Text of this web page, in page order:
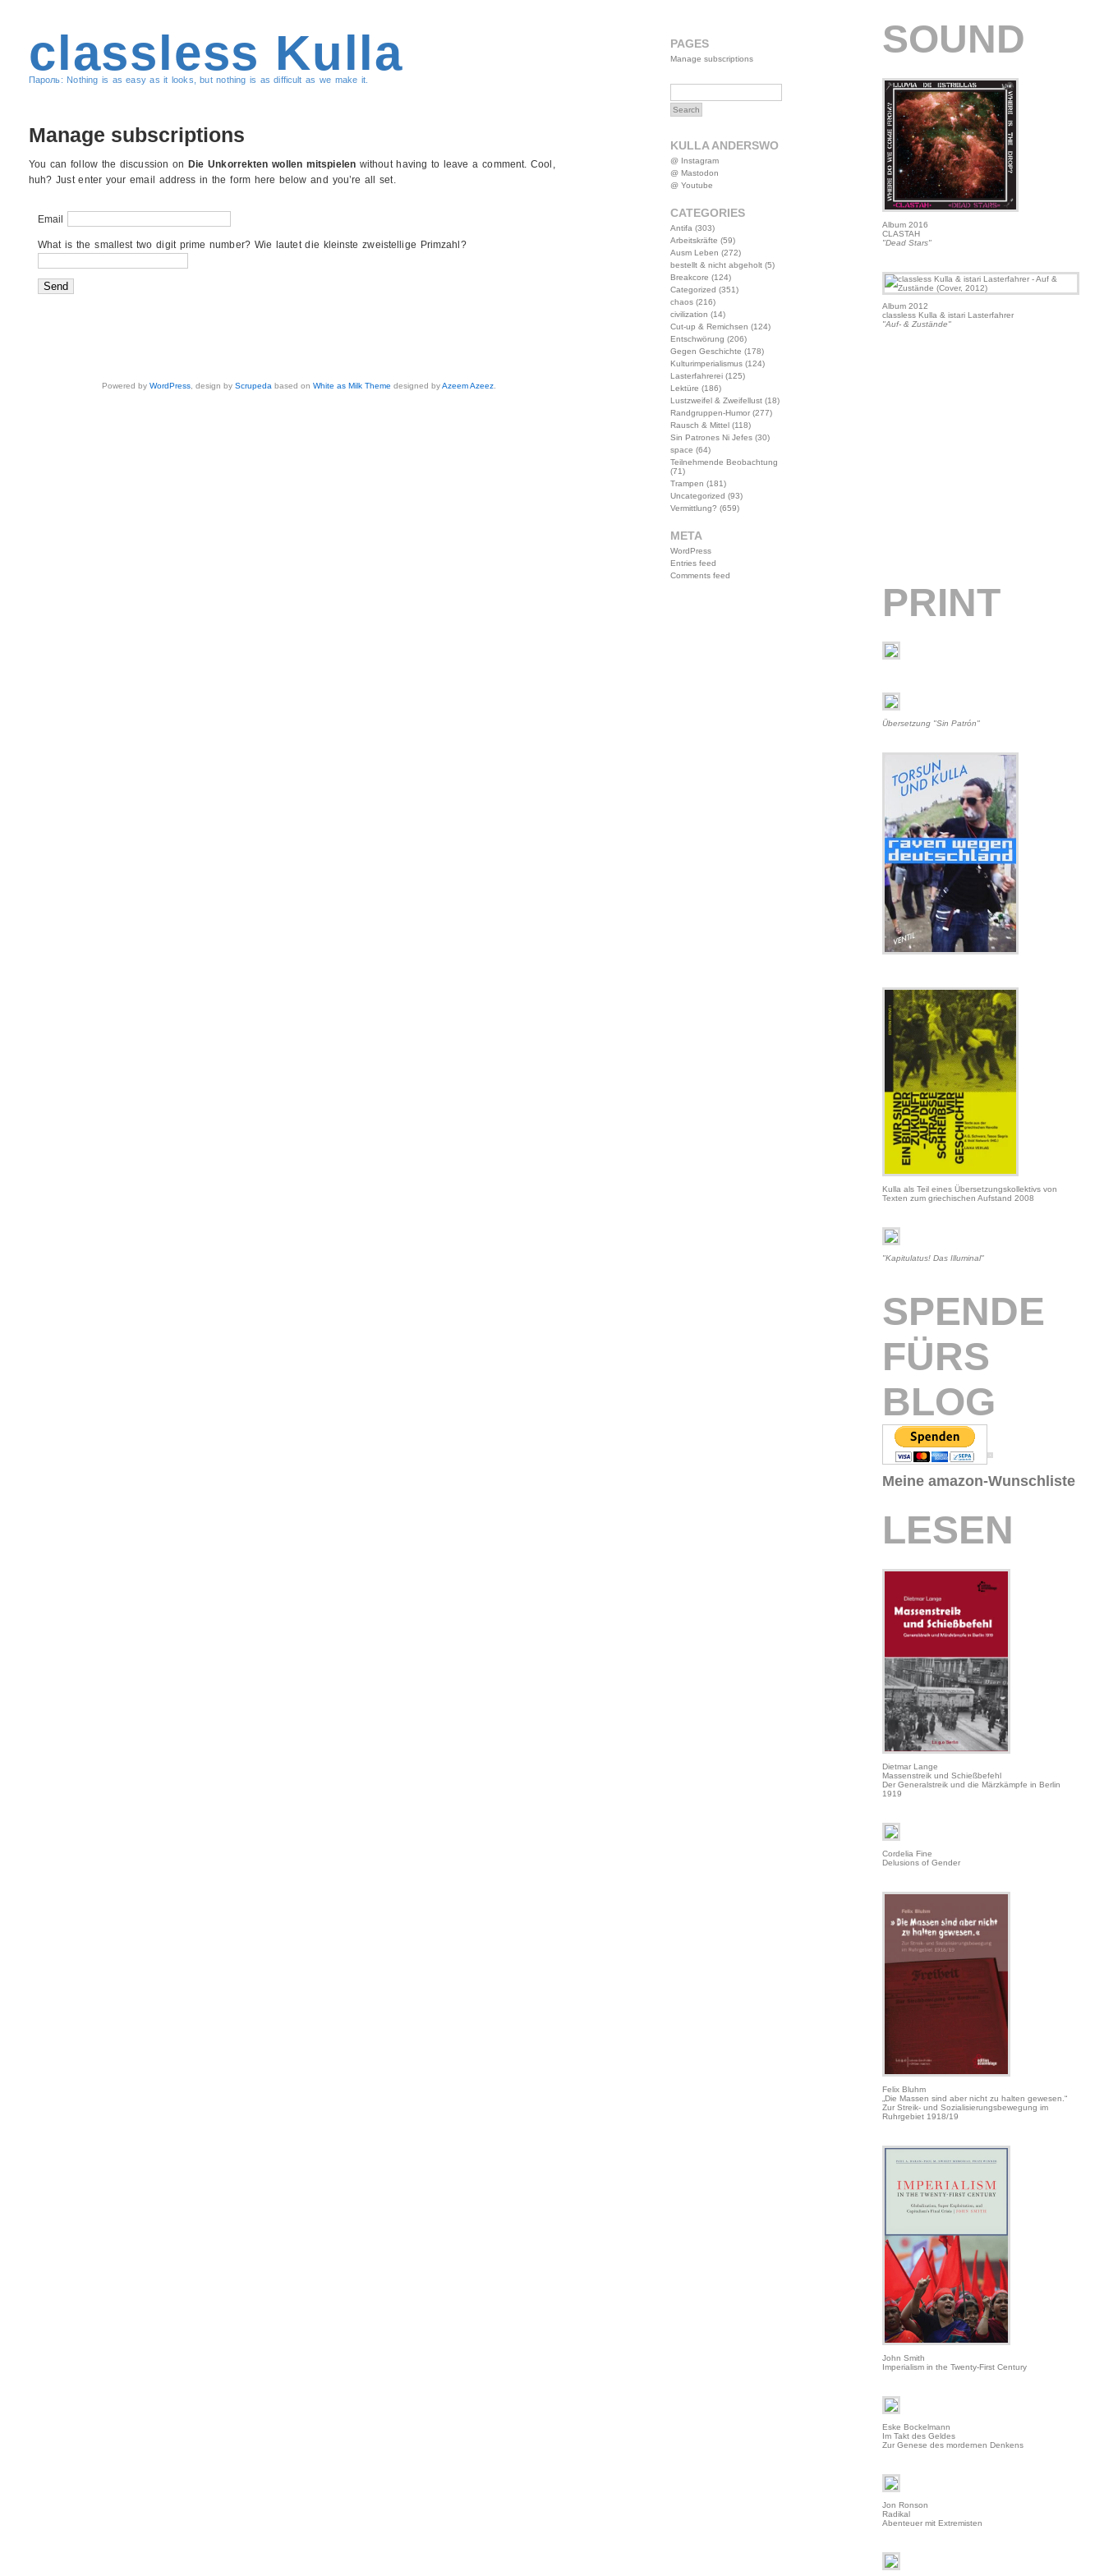
classless Kulla
Пароль: Nothing is as easy as it looks, but nothing is as difficult as we make it.
Manage subscriptions
You can follow the discussion on Die Unkorrekten wollen mitspielenwithout having to leave a comment. Cool,
huh? Just enter your email address in the form here below and you’re all set.
Email
What is the smallest two digit prime number? Wie lautet die kleinste zweistellige Primzahl?
Powered byWordPress , design byScrupeda based onWhite as Milk Theme designed byAzeem Azeez
PAGES
Manage subscriptions
KULLA ANDERSWO
@ Instagram
@ Mastodon
@ Youtube
CATEGORIES
Antifa (303)
Arbeitskräfte (59)
Ausm Leben (272)
bestellt & nicht abgeholt(5)
Breakcore (124)
Categorized (351)
chaos(216)
civilization (14)
Cut-up & Remichsen (124)
Entschwörung (206)
Gegen Geschichte (178)
Kulturimperialismus(124)
Lasterfahrerei(125)
Lektüre (186)
Lustzweifel & Zweifellust(18)
Randgruppen-Humor(277)
Rausch & Mittel(118)
Sin Patrones Ni Jefes(30)
space (64)
Teilnehmende Beobachtung
(71)
Trampen (181)
Uncategorized (93)
Vermittlung? (659)
META
WordPress
Entries feed
Comments feed
SOUND
Album 2016
CLASTAH
"Dead Stars"
Album 2012
classless Kulla & istari Lasterfahrer
"Auf- & Zustände"
PRINT
Übersetzung "Sin Patrón"
Kulla als Teil eines Übersetzungskollektivs von
Texten zum griechischen Aufstand 2008
"Kapitulatus! Das Illuminal"
SPENDE
FÜRS
BLOG
Meine amazon-Wunschliste
LESEN
Dietmar Lange
Massenstreik und Schießbefehl
Der Generalstreik und die Märzkämpfe in Berlin
1919
Cordelia Fine
Delusions of Gender
Felix Bluhm
„Die Massen sind aber nicht zu halten gewesen.“
Zur Streik- und Sozialisierungsbewegung im
Ruhrgebiet 1918/19
John Smith
Imperialism in the Twenty-First Century
Eske Bockelmann
Im Takt des Geldes
Zur Genese des mordernen Denkens
Jon Ronson
Radikal
Abenteuer mit Extremisten